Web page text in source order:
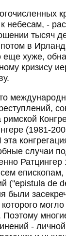
небесам, -
тысяч
в
еще хуже,
кризису
(1981-
случаи
Ратцингер
("epistula de
были
Поэтому
-